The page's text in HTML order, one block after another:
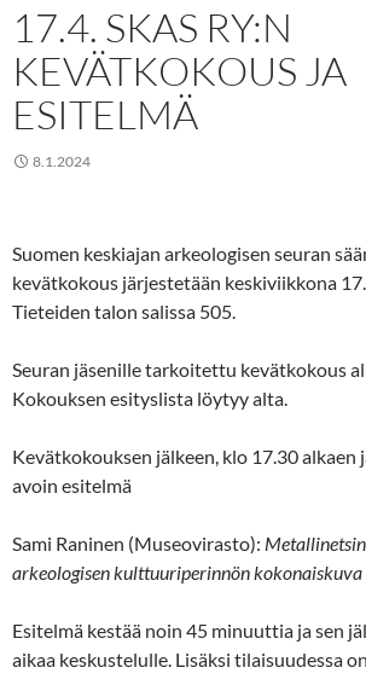
17.4. SKAS RY:N
KEVÄTKOKOUS JA
ESITELMÄ
8.1.2024
Suomen keskiajan arkeologisen seuran
kevätkokous järjestetään keskiviikkona
Tieteiden talon salissa 505.
Seuran jäsenille tarkoitettu kevätkokous
Kokouksen esityslista löytyy alta.
Kevätkokouksen jälkeen, klo 17.30
avoin esitelmä
Sami Raninen (Museovirasto):
arkeologisen kulttuuriperinnön kokonaiskuva
Esitelmä kestää noin 45 minuuttia ja sen
aikaa keskustelulle. Lisäksi tilaisuudessa